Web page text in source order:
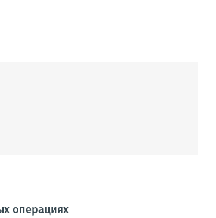
операциях